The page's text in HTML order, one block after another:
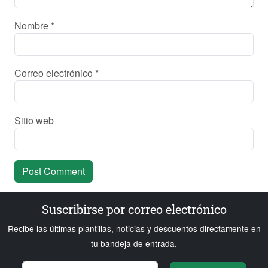
Nombre *
Correo electrónico *
Sitio web
Suscribirse por correo electrónico
Recibe las últimas plantillas, noticias y descuentos directamente en
tu bandeja de entrada.